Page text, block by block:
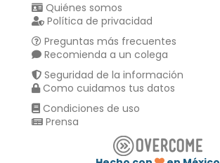
Quiénes somos
Política de privacidad
Preguntas más frecuentes
Recomienda a un colega
Seguridad de la información
Como cuidamos tus datos
Condiciones de uso
Prensa